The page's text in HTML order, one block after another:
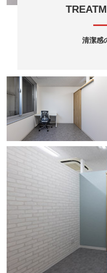
清潔感